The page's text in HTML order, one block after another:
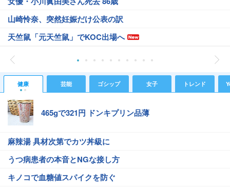
山崎怜奈、突然妊娠だけ公表の訳
天竺鼠「元天竺鼠」でKOC出場へ
健康 芸能 ゴシップ 女子 トレンド
465gで321円 ドンキプリン品薄
麻辣湯 具材次第でカツ丼級に
うつ病患者の本音とNGな接し方
キノコで血糖値スパイクを防ぐ